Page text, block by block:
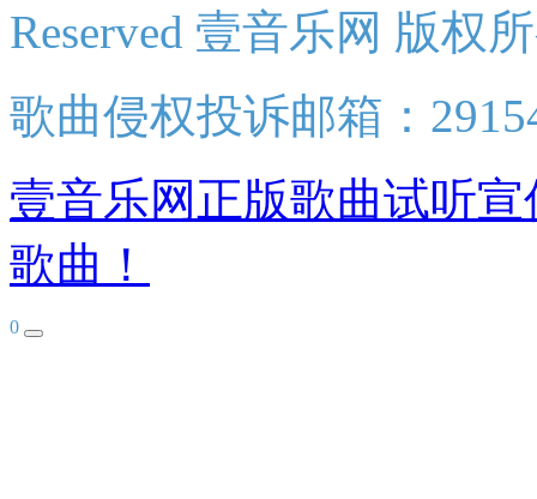
Reserved 壹音乐网 版权
歌曲侵权投诉邮箱：
壹音乐网正版歌曲试听
歌曲！
0